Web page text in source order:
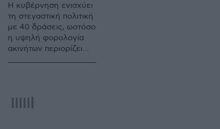
Η κυβέρνηση ενισχύει
τη στεγαστική πολιτική
με 40 δράσεις, ωστόσο
η υψηλή φορολογία
ακινήτων περιορίζει